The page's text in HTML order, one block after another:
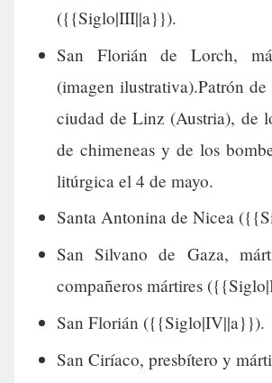
({{Siglo|III||a}}).
San Florián de Lorch,
(imagen ilustrativa).Patrón
ciudad de Linz (Austria), de
de chimeneas y de los
litúrgica el 4 de mayo.
Santa Antonina de Nicea
San Silvano de Gaza,
compañeros mártires
San Florián ({{Siglo|IV||a}}).
San Ciríaco, presbítero y